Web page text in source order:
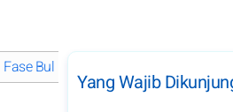
Fase Bulan di Juni 2026
Yang Wajib